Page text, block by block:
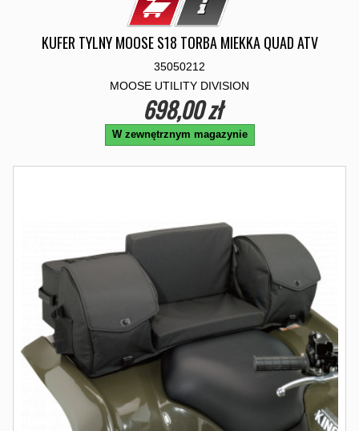
KUFER TYLNY MOOSE S18 TORBA MIEKKA QUAD ATV
35050212
MOOSE UTILITY DIVISION
698,00 zł
W zewnętrznym magazynie